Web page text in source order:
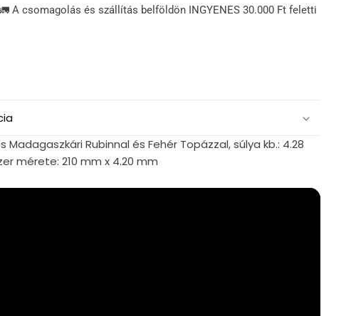
A csomagolás és szállítás belföldön INGYENES 30.000 Ft feletti
Madagaszkári Rubinnal és Fehér Topázzal, súlya kb.: 4.28
mérete: 210 mm x 4.20 mm